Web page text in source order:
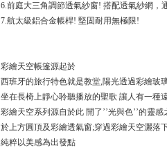
6.前庭大三角調節透氣紗窗! 搭配透氣紗網，
7.航太級鋁合金帳桿! 堅固耐用無極限!
彩繪天空帳篷源起於
西班牙的旅行特色就是教堂,陽光透過彩繪玻
坐在長椅上靜心聆聽播放的聖歌 讓人有一種
彩繪天空系列源自於此 開了’’光與色’’的靈感
於上方圓頂及彩繪透氣窗;穿過彩繪天空灑落
純粹以美感為出發點